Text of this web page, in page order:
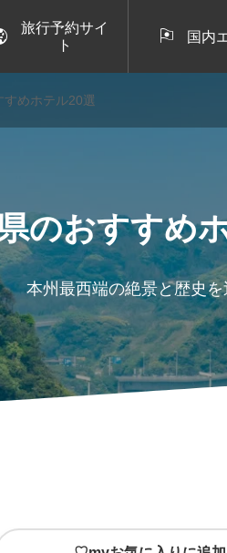
旅行予約サイ
ト
 国内
すめホテル20選
のおすすめ
本州最西端の絶景と歴史